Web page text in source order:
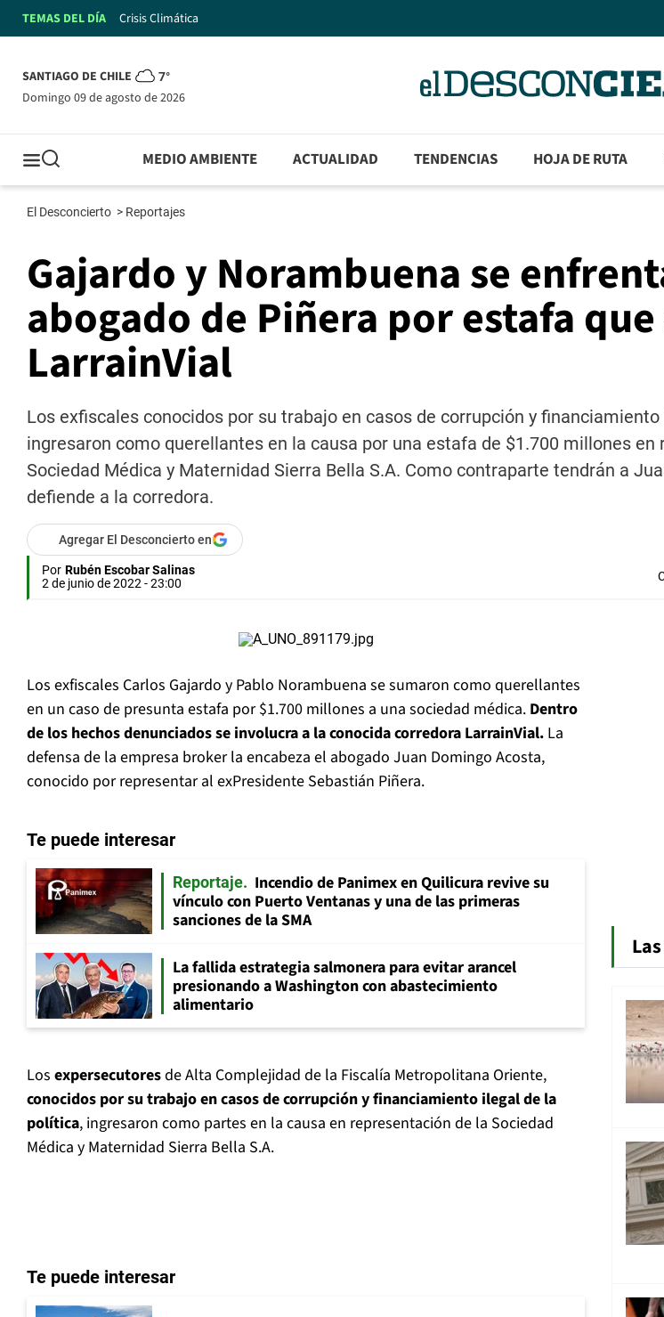
TEMAS DEL DÍA Crisis Climática
SANTIAGO DE CHILE 7°
domingo 09 de agosto de 2026
MEDIO AMBIENTE ACTUALIDAD TENDENCIAS HOJA DE RUTA
El Desconcierto > Reportajes
Gajardo y Norambuena se
abogado de Piñera por estafa
LarrainVial
Los exfiscales conocidos por su trabajo en casos de corrupción y
ingresaron como querellantes en la causa por una estafa de $1.700 millones en
Sociedad Médica y Maternidad Sierra Bella S.A. Como contraparte tendrán a
defiende a la corredora.
Agregar El Desconcierto en
Por Rubén Escobar Salinas
2 de junio de 2022 - 23:00
Los exfiscales Carlos Gajardo y Pablo Norambuena se sumaron como querellantes
en un caso de presunta estafa por $1.700 millones a una sociedad médica. Dentro
de los hechos denunciados se involucra a la conocida corredora LarrainVial. La
defensa de la empresa broker la encabeza el abogado Juan Domingo Acosta,
conocido por representar al exPresidente Sebastián Piñera.
Te puede interesar
Reportaje
Incendio de Panimex en Quilicura revive su
vínculo con Puerto Ventanas y una de las primeras
sanciones de la SMA
La fallida estrategia salmonera para evitar arancel
presionando a Washington con abastecimiento
alimentario
Los expersecutoresde Alta Complejidad de la Fiscalía Metropolitana Oriente,
conocidos por su trabajo en casos de corrupción y financiamiento ilegal de la
política, ingresaron como partes en la causa en representación de la Sociedad
Médica y Maternidad Sierra Bella S.A.
Te puede interesar